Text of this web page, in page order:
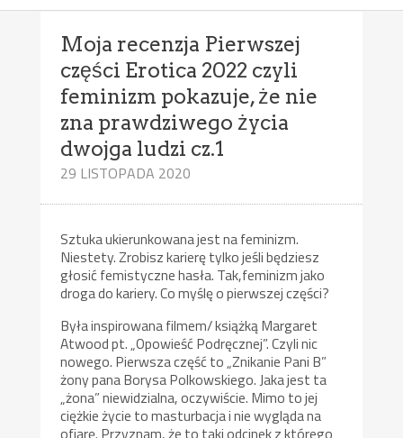
Moja recenzja Pierwszej
części Erotica 2022 czyli
feminizm pokazuje, że nie
zna prawdziwego życia
dwojga ludzi cz.1
29 LISTOPADA 2020
Sztuka ukierunkowana jest na feminizm.
Niestety. Zrobisz karierę tylko jeśli będziesz
głosić femistyczne hasła. Tak,feminizm jako
droga do kariery. Co myślę o pierwszej części?
Była inspirowana filmem/ książką Margaret
Atwood pt. „Opowieść Podręcznej”. Czyli nic
nowego. Pierwsza część to „Znikanie Pani B”
żony pana Borysa Polkowskiego. Jaka jest ta
„żona” niewidzialna, oczywiście. Mimo to jej
ciężkie życie to masturbacja i nie wygląda na
ofiarę. Przyznam, że to taki odcinek z którego